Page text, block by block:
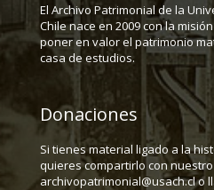
El Archivo Patrimonial de la
Chile nace en 2009 con la
poner en valor el patrimonio
casa de estudios.
Donaciones
Si tienes material ligado a la
quieres compartirlo con
archivopatrimonial@usach.cl o